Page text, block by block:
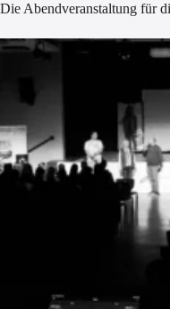
Die Abendveranstaltung für